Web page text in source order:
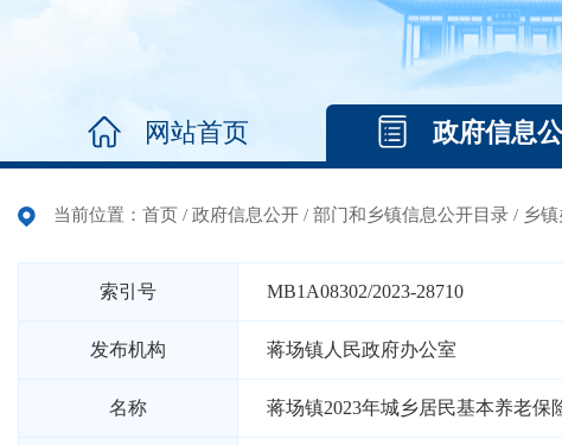
网站首页 政府信息
当前位置： 首页 / 政府信息公开 / 部门和乡镇信息公开目录 / 乡镇
索引号 MB1A08302/2023-28710
发布机构 蒋场镇人民政府办公室
名称 蒋场镇2023年城乡居民基本养老保